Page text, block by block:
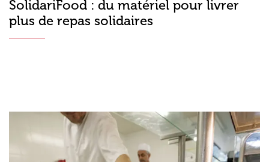
SolidariFood : du matériel pour livrer
plus de repas solidaires